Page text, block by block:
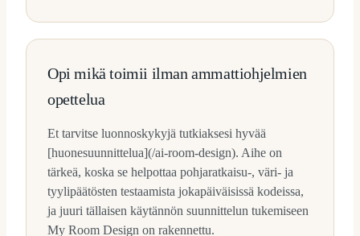
Opi mikä toimii ilman ammattiohjelmien
opettelua
Et tarvitse luonnoskykyjä tutkiaksesi hyvää
[huonesuunnittelua](/ai-room-design). Aihe on
tärkeä, koska se helpottaa pohjaratkaisu-, väri- ja
tyylipäätösten testaamista jokapäiväisissä kodeissa,
ja juuri tällaisen käytännön suunnittelun tukemiseen
My Room Design on rakennettu.